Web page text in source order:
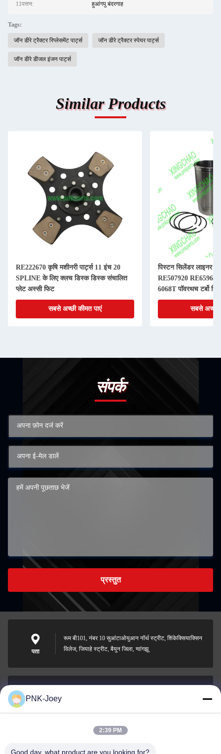
11पत्तन: हुआंगपु बंदरगाह
Tags:
जॉन डीरे ट्रैक्टर रिप्लेसमेंट पार्ट्स जॉन डीरे ट्रैक्टर स्पेयर पार्ट्स
जॉन डीरे डीजल इंजन पार्ट्स
Similar Products
RE222670 कृषि मशीनरी पार्ट्स 11 इंच 20
SPLINE के लिए क्लच डिस्क डिस्क संचालित
प्लेट अस्सी फिट
सबसे अच्छी कीमत पाएं
पिस्टन सिलेंडर लाइनर
RE507920 RE65967
6068T पॉवरथच टर्बो
सबसे अच्छी
संपर्क
प्रस्तुत
पता
रूम बी101, नंबर 10 सुआंटाओयुआन नॉर्थ स्ट्रीट, शिंकेक्सियाक्सिन
विलेज, जियाहे स्ट्रीट, बैयुन जिला, ग्वांगझू
PNK-Joey
2:39 PM
Good day, what product are you looking for?